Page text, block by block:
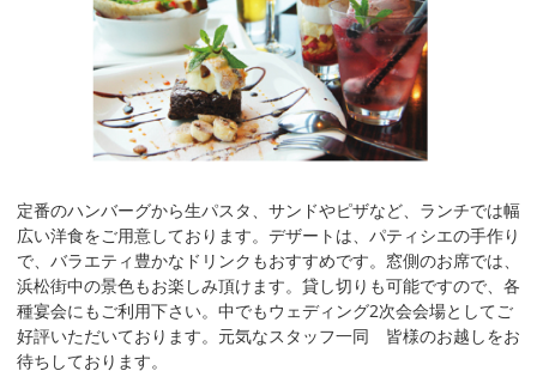
定番のハンバーグから生パスタ、サンドやピザなど、ランチでは幅
広い洋食をご用意しております。デザートは、パティシエの手作り
で、バラエティ豊かなドリンクもおすすめです。窓側のお席では、
浜松街中の景色もお楽しみ頂けます。貸し切りも可能ですので、各
種宴会にもご利用下さい。中でもウェディング2次会会場としてご
好評いただいております。元気なスタッフ一同 皆様のお越しをお
待ちしております。